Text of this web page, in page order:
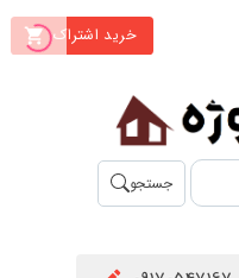
خرید اشتراک
جستجو